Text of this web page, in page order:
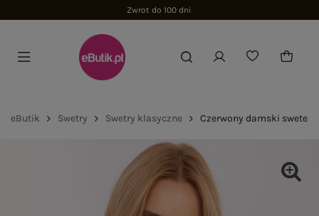
Zwrot do 100 dni
eButik Swetry Swetry klasyczne Czerwony damski sweter